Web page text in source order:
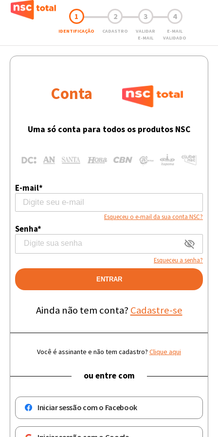
1
IDENTIFICAÇÃO
2
CADASTRO
3
VALIDAR
E-MAIL
4
E-MAIL
VALIDADO
Conta
Uma só conta para todos os produtos NSC
E-mail*
Esqueceu o e-mail da sua conta NSC?
Senha*
Esqueceu a senha?
ENTRAR
Ainda não tem conta? Cadastre-se
Você é assinante e não tem cadastro? Clique aqui
ou entre com
Iniciar sessão com o Facebook